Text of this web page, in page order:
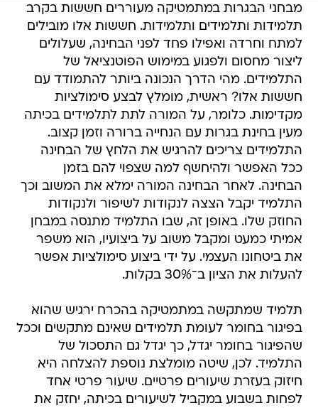
מבחני הבגרות במתמטיקה מעוררים חששות בקרב
תלמידות ותלמידים ותלמידות. חששות אלו מובילים
למתח וחרדה ואפילו פחד לפני הבחינה, שעלולים
ליצור מחסום ולפגוע במימוש הפוטנציאל של
התלמידים. מהי הדרך הנכונה ביותר להתמודד עם
חששות אלו? ראשית, מומלץ לבצע סימולציות
מקדימות. כלומר, על המורה לתת לתלמידים בכיתה
מעין בחינת בגרות עם הנחייה ברורה וזמן קצוב.
התלמידים צריכים להרגיש את הלחץ של הבחינה
ככל האפשר ולהיחשף למה שצפוי להם בזמן
הבחינה. לאחר הבחינה המורה ימלא את המשוב וכך
התלמיד יקבל הצצה לנקודות לשיפור ולנקודות
החוזק שלו. באופן זה, שבו התלמיד מתנסה במבחן
אמיתי כמעט ומקבל משוב על ביצועיו, הוא משפר
את ביטחונו העצמי. על ידי ביצוע סימולציות אפשר
להעלות את הציון ב־30% בקלות.
תלמיד שמתקשה במתמטיקה בהכרח ירגיש שהוא
בפיגור בחומר לעומת תלמידים שאינם מתקשים וככל
שהפיגור בחומר יגדל, כך יגדל גם התסכול של
התלמיד. לכן, שיטה מומלצת נוספת להצלחה היא
חיזוק בעזרת שיעורים פרטיים. שיעור פרטי אחד
לפחות בשבוע במקביל לשיעורים בכיתה, יחזק את